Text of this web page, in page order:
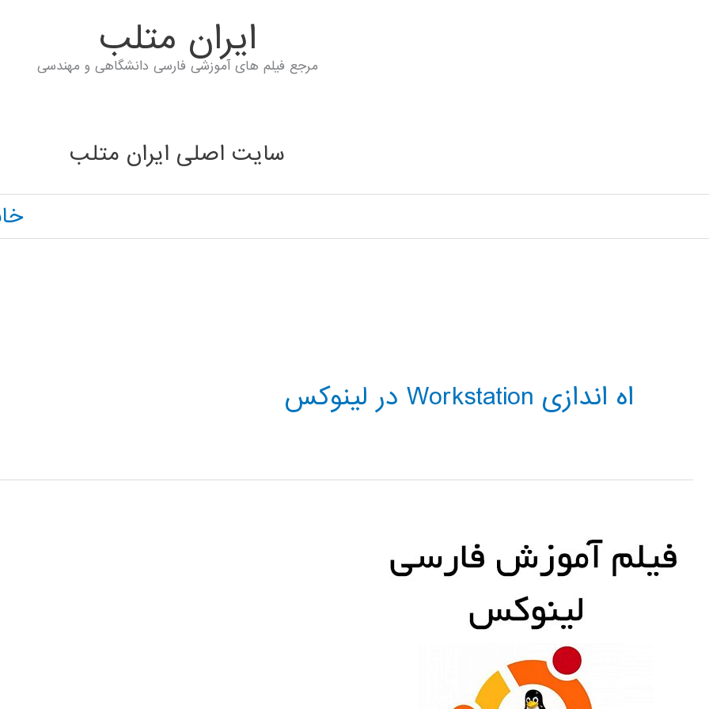
ايران متلب
مرجع فیلم های آموزشی فارسی دانشگاهی و مهندسی
سایت اصلی ایران متلب
اه اندازی Workstation در لینوکس